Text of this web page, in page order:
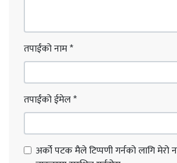
तपाईंको नाम*
तपाईंको ईमेल*
अर्को पटक मैले टिप्पणी गर्नको लागि